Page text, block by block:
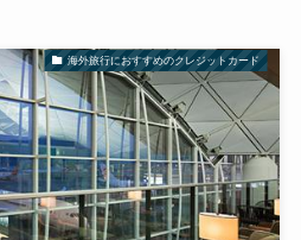
海外旅行におすすめのクレジットカード